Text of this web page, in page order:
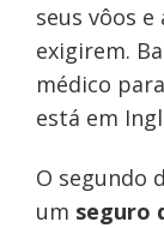
seus vôos
exigirem.
médico
está em
O segundo
um seguro